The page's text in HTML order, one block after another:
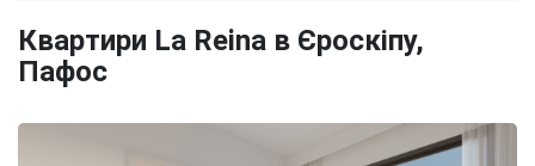
Квартири La Reina в Єроскіпу,
Пафос